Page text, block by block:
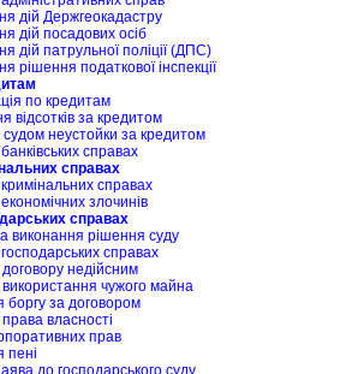
дій Держгеокадастру
дій посадових осіб
дій патрульної поліції (ДПС)
рішення податкової інспекції
по кредитам
відсотків за кредитом
неустойки за кредитом
справах
справах
справах
злочинів
справах
виконання рішення суду
справах
недійсним
чужого майна
боргу за договором
власності
прав
пені